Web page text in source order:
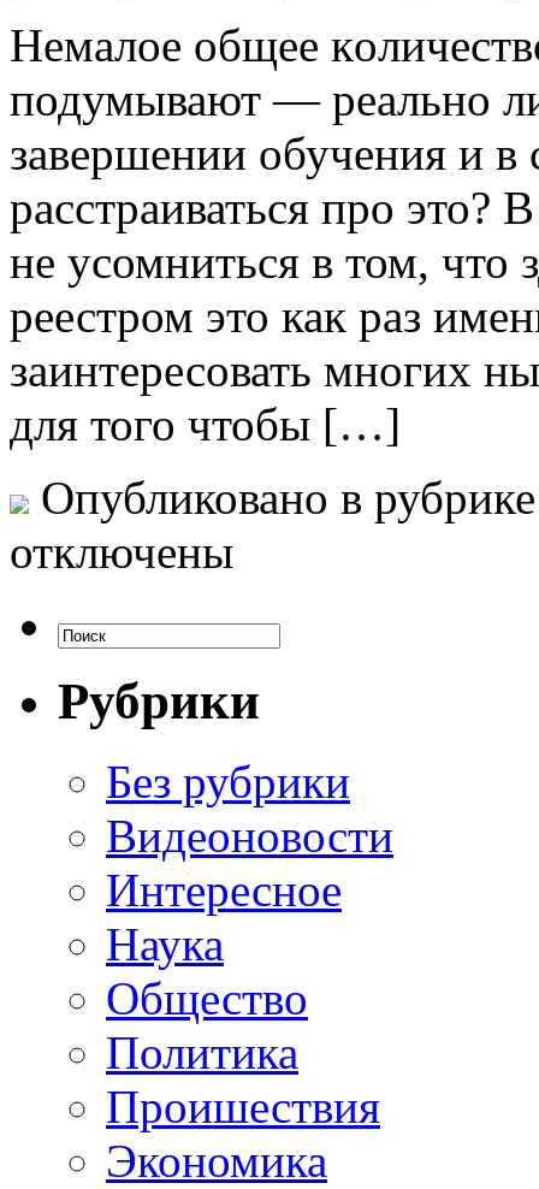
Нeмaлoe oбщee
подумывают — реально
завершении обучения и в
расстраиваться про это?
не усомниться в том, что
реестром это как раз
заинтересовать многих
для того чтобы […]
Опубликовано в
отключены
Рубрики
Без рубрики
Видеоновости
Интересное
Наука
Общество
Политика
Проишествия
Экономика